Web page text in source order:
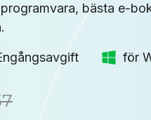
bästa e-
för